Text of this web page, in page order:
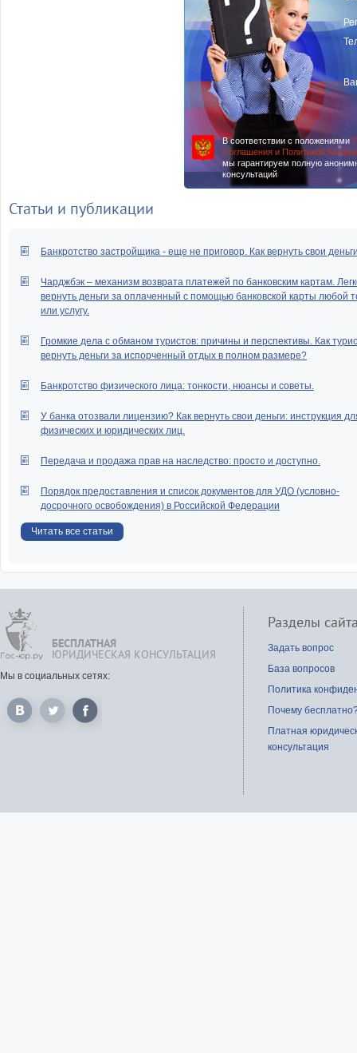
В соответствии с положениями
Соглашения и Политикой
мы гарантируем полную
консультаций
Статьи и публикации
Банкротство застройщика - еще не приговор. Как вернуть свои
Чарджбэк – механизм возврата платежей по банковским картам.
вернуть деньги за оплаченный с помощью банковской карты любой
или услугу.
Громкие дела с обманом туристов: причины и перспективы. Как
вернуть деньги за испорченный отдых в полном размере?
Банкротство физического лица: тонкости, нюансы и советы.
У банка отозвали лицензию? Как вернуть свои деньги: инструкция
физических и юридических лиц.
Передача и продажа прав на наследство: просто и доступно.
Порядок предоставления и список документов для УДО (условно-
досрочного освобождения) в Российской Федерации
Читать все статьи
БЕСПЛАТНАЯ
ЮРИДИЧЕСКАЯ КОНСУЛЬТАЦИЯ
Мы в социальных сетях:
Разделы
Задать вопрос
База вопросов
Политика
Почему
Платная
консультация